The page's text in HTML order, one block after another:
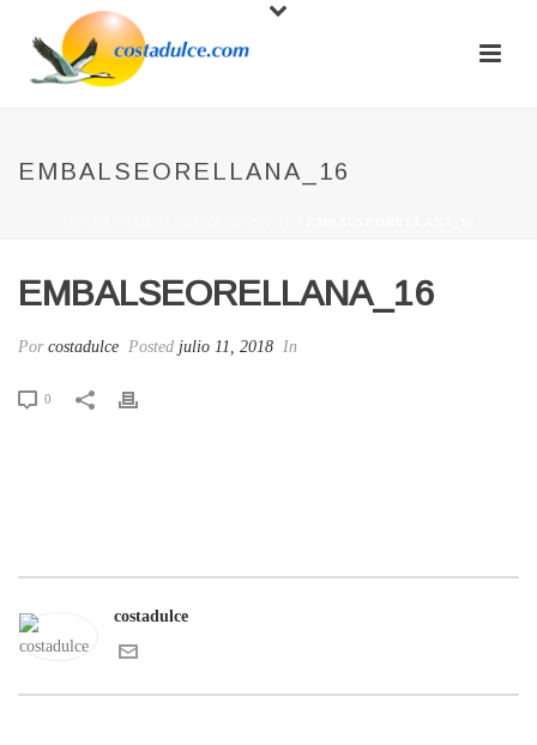
EMBALSEORELLANA_16
EMBALSEORELLANA_16
Por costadulce Posted julio 11, 2018 In
0
costadulce